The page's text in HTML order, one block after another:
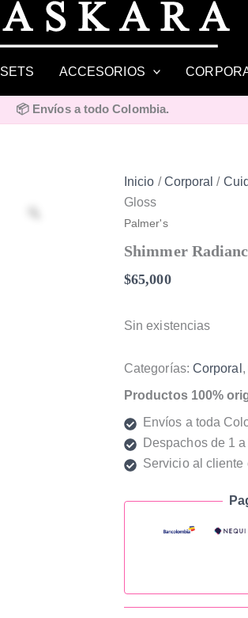
SETS ACCESORIOS
📦 Envíos a todo Colombia.
Zoom
Inicio /Corporal /
Gloss
Palmer's
Shimmer
$65,000
Sin existencias
Categorías: Corporal ,
Productos 100%
Envíos a toda
Despachos de 1
Servicio al cliente